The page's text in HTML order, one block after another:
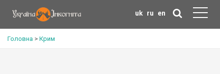
uk ru en
Головна > Крим